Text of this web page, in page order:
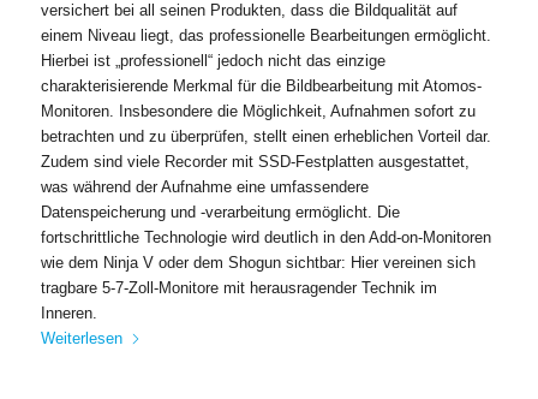
versichert bei all seinen Produkten, dass die Bildqualität auf
einem Niveau liegt, das professionelle Bearbeitungen ermöglicht.
Hierbei ist „professionell“ jedoch nicht das einzige
charakterisierende Merkmal für die Bildbearbeitung mit Atomos-
Monitoren. Insbesondere die Möglichkeit, Aufnahmen sofort zu
betrachten und zu überprüfen, stellt einen erheblichen Vorteil dar.
Zudem sind viele Recorder mit SSD-Festplatten ausgestattet,
was während der Aufnahme eine umfassendere
Datenspeicherung und -verarbeitung ermöglicht. Die
fortschrittliche Technologie wird deutlich in den Add-on-Monitoren
wie dem Ninja V oder dem Shogun sichtbar: Hier vereinen sich
tragbare 5-7-Zoll-Monitore mit herausragender Technik im
Inneren.
Weiterlesen